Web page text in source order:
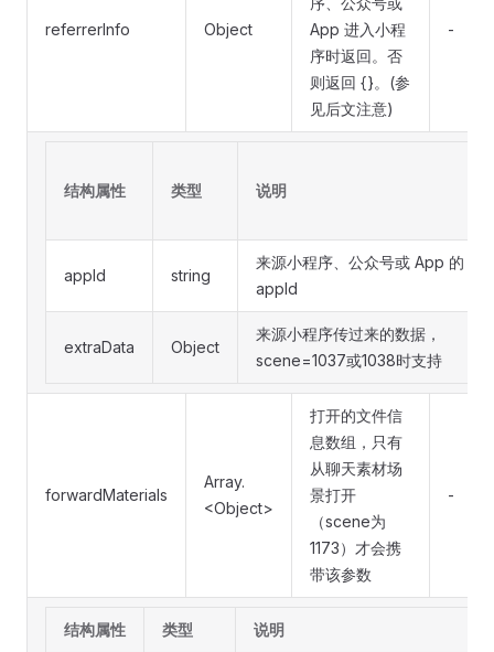
referrerInfo Object
App 进入小程
序时返回。否
则返回 {}。(参
见后文注意)
-
结构属性 类型 说明
appId string
来源小程序、公众号或 App 的
appId
extraData Object
来源小程序传过来的数据，
scene=1037或1038时支持
forwardMaterials
Array.
<Object>
打开的文件信
息数组，只有
从聊天素材场
景打开
（scene为
1173）才会携
带该参数
-
结构属性 类型 说明